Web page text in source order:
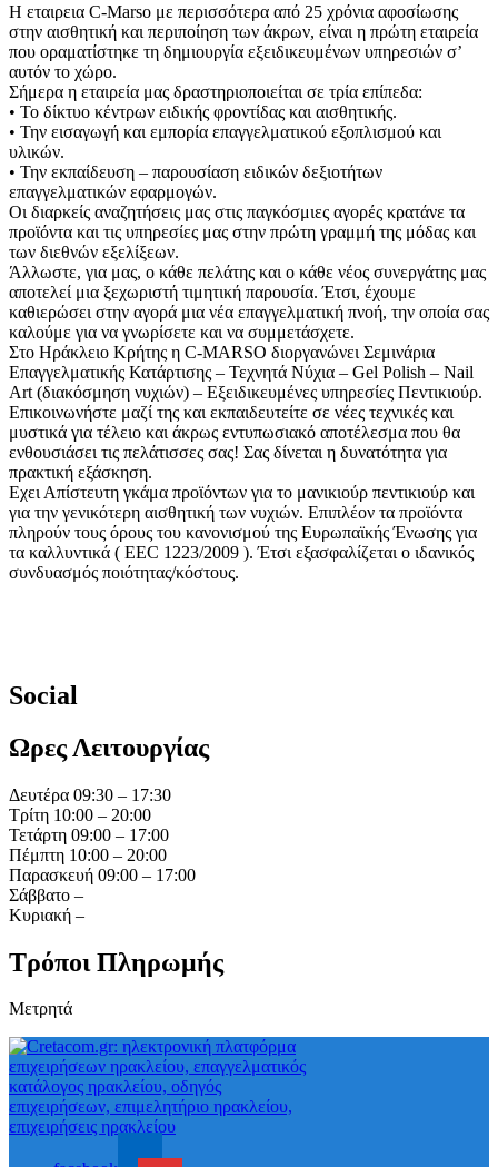
Η εταιρεια C-Marso με περισσότερα από 25 χρόνια αφοσίωσης
στην αισθητική και περιποίηση των άκρων, είναι η πρώτη εταιρεία
που οραματίστηκε τη δημιουργία εξειδικευμένων υπηρεσιών σ’
αυτόν το χώρο.
Σήμερα η εταιρεία μας δραστηριοποιείται σε τρία επίπεδα:
• Το δίκτυο κέντρων ειδικής φροντίδας και αισθητικής.
• Την εισαγωγή και εμπορία επαγγελματικού εξοπλισμού και
υλικών.
• Την εκπαίδευση – παρουσίαση ειδικών δεξιοτήτων
επαγγελματικών εφαρμογών.
Οι διαρκείς αναζητήσεις μας στις παγκόσμιες αγορές κρατάνε τα
προϊόντα και τις υπηρεσίες μας στην πρώτη γραμμή της μόδας και
των διεθνών εξελίξεων.
Άλλωστε, για μας, ο κάθε πελάτης και ο κάθε νέος συνεργάτης μας
αποτελεί μια ξεχωριστή τιμητική παρουσία. Έτσι, έχουμε
καθιερώσει στην αγορά μια νέα επαγγελματική πνοή, την οποία σας
καλούμε για να γνωρίσετε και να συμμετάσχετε.
Στο Ηράκλειο Κρήτης η C-MARSO διοργανώνει Σεμινάρια
Επαγγελματικής Κατάρτισης – Τεχνητά Nύχια – Gel Polish – Nail
Art (διακόσμηση νυχιών) – Εξειδικευμένες υπηρεσίες Πεντικιούρ.
Επικοινωνήστε μαζί της και εκπαιδευτείτε σε νέες τεχνικές και
μυστικά για τέλειο και άκρως εντυπωσιακό αποτέλεσμα που θα
ενθουσιάσει τις πελάτισσες σας! Σας δίνεται η δυνατότητα για
πρακτική εξάσκηση.
Εχει Απίστευτη γκάμα προϊόντων για το μανικιούρ πεντικιούρ και
για την γενικότερη αισθητική των νυχιών. Επιπλέον τα προϊόντα
πληρούν τους όρους του κανονισμού της Ευρωπαϊκής Ένωσης για
τα καλλυντικά ( EEC 1223/2009 ). Έτσι εξασφαλίζεται ο ιδανικός
συνδυασμός ποιότητας/κόστους.
Social
Ωρες Λειτουργίας
Δευτέρα 09:30 – 17:30
Τρίτη 10:00 – 20:00
Τετάρτη 09:00 – 17:00
Πέμπτη 10:00 – 20:00
Παρασκευή 09:00 – 17:00
Σάββατο –
Κυριακή –
Τρόποι Πληρωμής
Μετρητά